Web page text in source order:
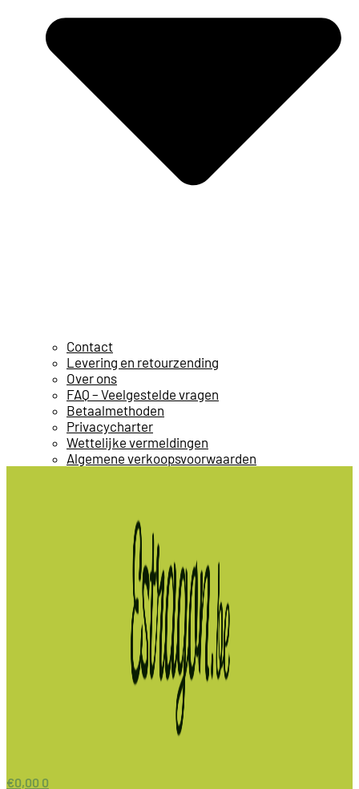
Contact
Levering en retourzending
Over ons
FAQ – Veelgestelde vragen
Betaalmethoden
Privacycharter
Wettelijke vermeldingen
Algemene verkoopsvoorwaarden
€0,00 0